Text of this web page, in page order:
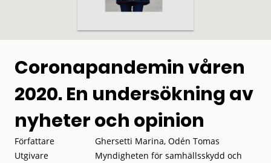
Coronapandemin våren
2020. En undersökning av
nyheter och opinion
Författare
Ghersetti Marina, Odén Tomas
Utgivare
Myndigheten för samhällsskydd och